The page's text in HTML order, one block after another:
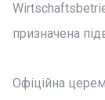
призначена
Офіційна